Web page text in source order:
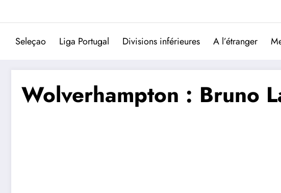
Seleçao Liga Portugal Divisions inférieures A l’étranger
Wolverhampton : Bruno